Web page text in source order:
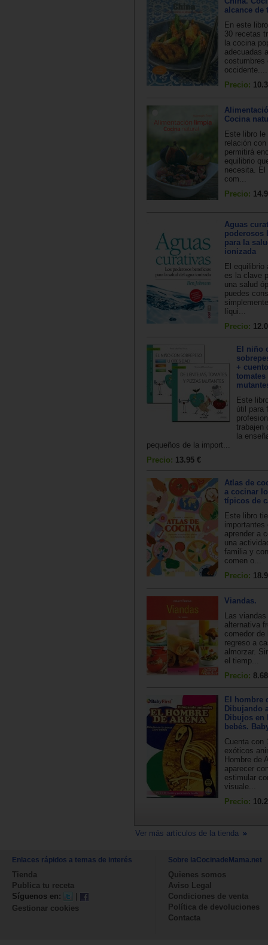
alcance de
En este
30 recetas
la cocina
adecuadas
costumbres
occidente....
Precio:
Cocina
Este libro
relación
permitirá
equilibrio
necesita. El
com...
Precio:
Aguas
poderosos
para la
ionizada
El equilibrio
es la clave
una salud
puedes
líqui...
Precio:
El niño
+
tomates
Este
útil para
trabajen
la
pequeños de la import...
Precio: 13.95 €
Atlas de
a cocinar
típicos de
Este libro
importantes
aprender a
una
familia y
comen o...
Precio:
Viandas.
Las
alternativa
comedor
regreso a
almorzar.
el tiemp...
Precio:
El hombre
Dibujando
Dibujos en
bebés.
Cuenta con
exóticos
Hombre de
aparecer
estimular
visuale...
Precio:
Ver más artículos de la tienda
Enlaces rápidos a temas de interés
Tienda
Publica tu receta
Síguenos en:
Gestionar cookies
Sobre laCocinadeMama.net
Quienes somos
Aviso Legal
Condiciones de venta
Política de devoluciones
Contacta